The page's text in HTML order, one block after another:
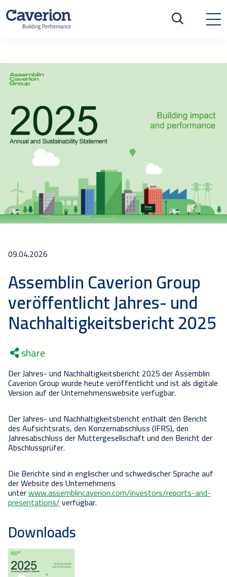
09.04.2026
Assemblin Caverion Group
veröffentlicht Jahres- und
Nachhaltigkeitsbericht 2025
share
Der Jahres- und Nachhaltigkeitsbericht 2025 der Assemblin
Caverion Group wurde heute veröffentlicht und ist als digitale
Version auf der Unternehmenswebsite verfügbar.
Der Jahres- und Nachhaltigkeitsbericht enthält den Bericht
des Aufsichtsrats, den Konzernabschluss (IFRS), den
Jahresabschluss der Muttergesellschaft und den Bericht der
Abschlussprüfer.
Die Berichte sind in englischer und schwedischer Sprache auf
der Website des Unternehmens
unterwww.assemblincaverion.com/investors/reports-and-
presentations/verfügbar.
Downloads